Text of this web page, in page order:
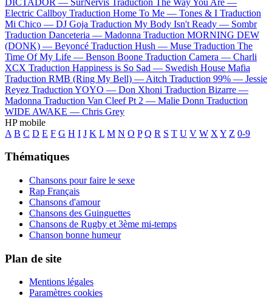
Electric Callboy Traduction Home To Me — Tones & I Traduction
Mi Chico — DJ Goja Traduction My Body Isn't Ready — Sombr
Traduction Danceteria — Madonna Traduction MORNING DEW
(DONK) — Beyoncé Traduction Hush — Muse Traduction The
Time Of My Life — Benson Boone Traduction Camera — Charli
XCX Traduction Happiness is So Sad — Swedish House Mafia
Traduction RMB (Ring My Bell) — Aitch Traduction 99% — Jessie
Reyez Traduction YOYO — Don Xhoni Traduction Bizarre —
Madonna Traduction Van Cleef Pt 2 — Malie Donn Traduction
WIDE AWAKE — Chris Grey
HP mobile
A B C D E F G H I J K L M N O P Q R S T U V W X Y Z 0-9
Thématiques
Chansons pour faire le sexe
Rap Français
Chansons d'amour
Chansons des Guinguettes
Chansons de Rugby et 3ème mi-temps
Chanson bonne humeur
Plan de site
Mentions légales
Paramètres cookies